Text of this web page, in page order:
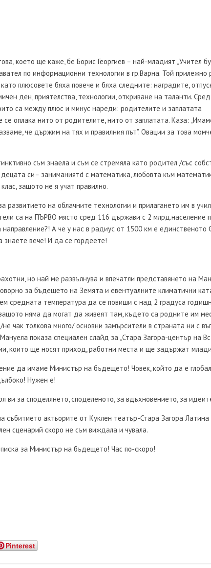
което ще каже, бе Борис Георгиев – най-младият „Учител
по информационни технологии в гр.Варна. Той прилежно
плюсовете бяха повече и бяха следните: наградите,
ден, приятелства, технологии, откриване на таланти.
са между плюс и минус нареди: родителите и заплатата
оплака нито от родителите, нито от заплатата. Каза:
че държим на тях и правилния път”. Овации за това
съм знаела и съм се стремяла като родител /със
си– заниманиятd с математика, любовта към
защото не я учат правилно.
развитието на облачните технологии и прилагането им в
са на ПЪРВО място сред 116 държави с 2 млрд.население
А че у нас в радиус от 1500 км е единственото
вече! И да се гордеете!
но най ме развълнува и впечатли представянето на
за бъдещето на Земята и евентуалните климатични
средната температура да се повиши с над 2 градуса
няма да могат да живеят там, където са родните им
чак толкова много/ основни замърсители в страната ни с
показа специален слайд за „Стара Загора-център на
които ще носят приход, работни места и ще задържат
да имаме Министър на бъдещето! Човек, който да е
Нужен е!
ви за споделянето, споделеното, за вдъхновението, за
актьорите от Куклен театър-Стара Загора Латина
сценарий скоро не съм виждала и чувала.
за Министър на бъдещето! Час по-скоро!
Pinterest